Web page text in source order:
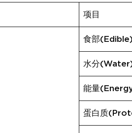
项目
食部(Edible)
水分
能量
蛋白质